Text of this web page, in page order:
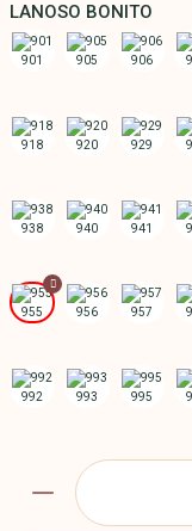
LANOSO BONITO